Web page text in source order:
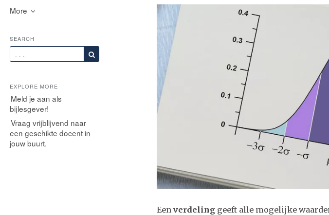
More
SEARCH
EXPLORE MORE
Meld je aan als
bijlesgever!
Vraag vrijblijvend naar
een geschikte docent in
jouw buurt.
Een verdeling geeft alle mogelijke